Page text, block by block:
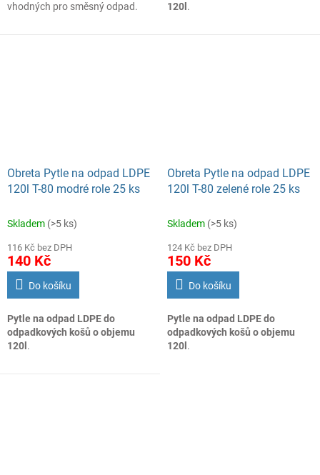
vhodných pro směsný odpad.
120l .
Obreta Pytle na odpad LDPE
120l T-80 modré role 25 ks
Skladem (>5 ks)
116 Kč bez DPH
140 Kč
Do košíku
Pytle na odpad LDPE do
odpadkových košů o objemu
120l.
Obreta Pytle na odpad LDPE
120l T-80 zelené role 25 ks
Skladem (>5 ks)
124 Kč bez DPH
150 Kč
Do košíku
Pytle na odpad LDPE do
odpadkových košů o objemu
120l.